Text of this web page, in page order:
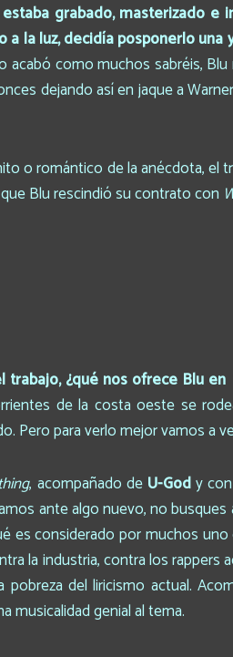
grabado, masterizado
a la luz, decidía posponerlo
acabó como muchos sabréis,
dejando así en jaque a
o romántico de la anécdota, el
Blu rescindió su contrato con
trabajo, ¿qué nos ofrece Blu en
de la costa oeste se
Pero para verlo mejor vamos a
, acompañado de U-Gody con
ante algo nuevo, no
es considerado por muchos
la industria, contra los rappers
del liricismo actual.
musicalidad genial al tema.